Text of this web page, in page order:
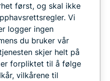
først, og skal ikke
Vi
logger ingen
du bruker vår
skjer helt på
er forpliktet til å følge
vilkårene til